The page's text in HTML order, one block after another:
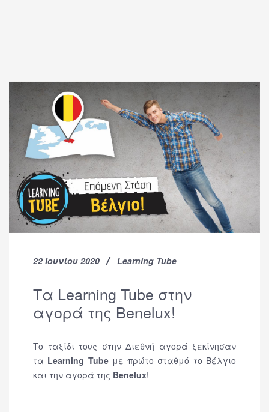
22 Ιουνίου 2020 Learning Tube
Τα Learning Tube στην
αγορά της Benelux!
Το ταξίδι τους στην Διεθνή αγορά ξεκίνησαν
τα Learning Tubeμε πρώτο σταθμό το Βέλγιο
και την αγορά της Benelux!